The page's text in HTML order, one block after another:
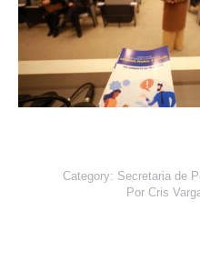
Category: Secretaria de
Por Cris